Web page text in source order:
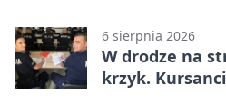
6 sierpnia 2026
W drodze na
krzyk.